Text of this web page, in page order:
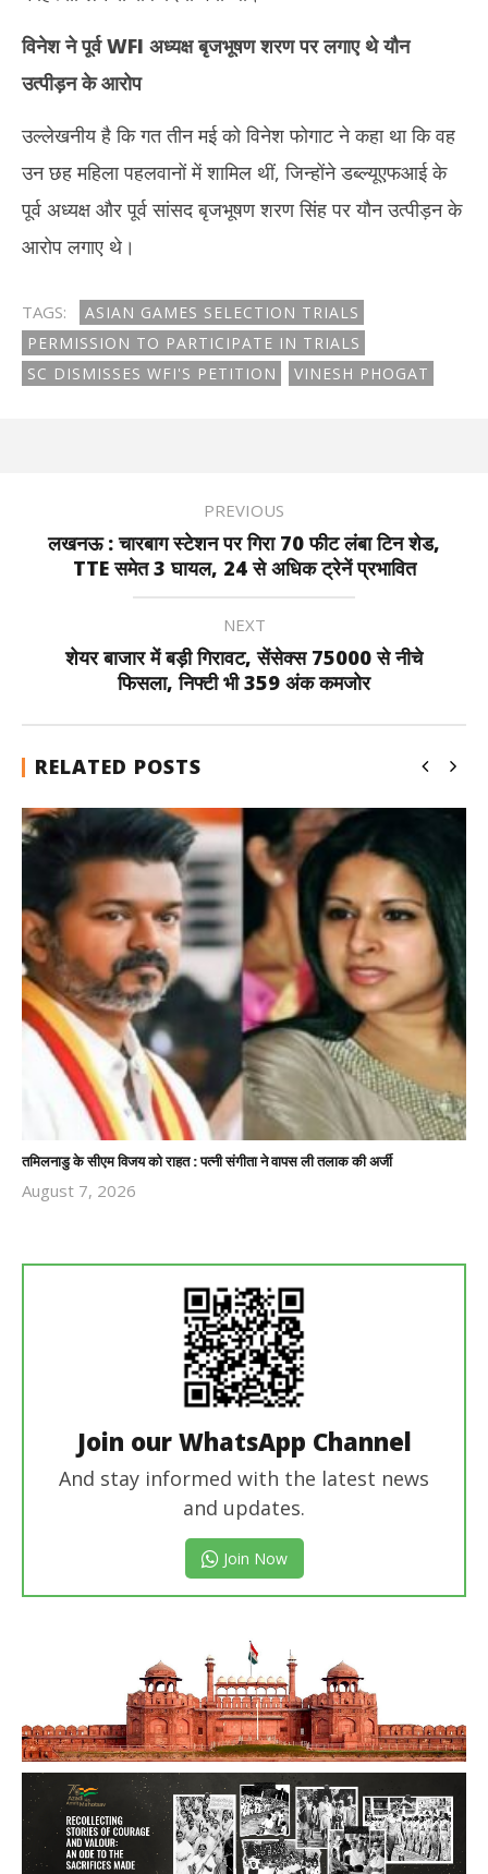
विनेश ने पूर्वWFI अध्यक्ष बृजभूषण शरण पर लगाए थे यौन
उत्पीड़न के आरोप
उल्लेखनीय है कि गत तीन मई को विनेश फोगाट ने कहा था कि वह
उन छह महिला पहलवानों में शामिल थीं, जिन्होंने डब्ल्यूएफआई के
पूर्व अध्यक्ष और पूर्व सांसद बृजभूषण शरण सिंह पर यौन उत्पीड़न के
आरोप लगाए थे।
TAGS:
ASIAN GAMES SELECTION TRIALS
PERMISSION TO PARTICIPATE IN TRIALS
SC DISMISSES WFI'S PETITION
VINESH PHOGAT
PREVIOUS
लखनऊ : चारबाग स्टेशन पर गिरा 70 फीट लंबा टिन शेड,
TTE समेत 3 घायल, 24 से अधिक ट्रेनें प्रभावित
NEXT
शेयर बाजार में बड़ी गिरावट, सेंसेक्स 75000 से नीचे
फिसला, निफ्टी भी 359 अंक कमजोर
RELATED POSTS
तमिलनाडु के सीएम विजय को राहत : पत्नी संगीता ने वापस ली तलाक की अर्जी
August 7, 2026
Join our WhatsApp Channel
And stay informed with the latest news
and updates.
Join Now